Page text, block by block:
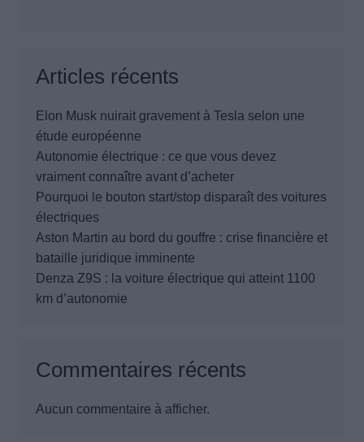
Articles récents
Elon Musk nuirait gravement à Tesla selon une
étude européenne
Autonomie électrique : ce que vous devez
vraiment connaître avant d’acheter
Pourquoi le bouton start/stop disparaît des voitures
électriques
Aston Martin au bord du gouffre : crise financière et
bataille juridique imminente
Denza Z9S : la voiture électrique qui atteint 1100
km d’autonomie
Commentaires récents
Aucun commentaire à afficher.